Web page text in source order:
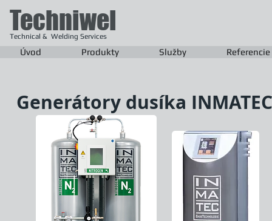
Techniwel
Technical & Welding Services
Úvod Produkty Služby Referencie
Generátory dusíka INMATEC